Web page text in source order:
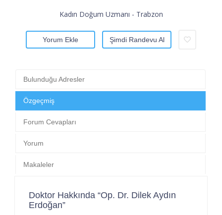
Kadın Doğum Uzmanı - Trabzon
Yorum Ekle Şimdi Randevu Al
Bulunduğu Adresler
Özgeçmiş
Forum Cevapları
Yorum
Makaleler
Doktor Hakkında “Op. Dr. Dilek Aydın
Erdoğan”